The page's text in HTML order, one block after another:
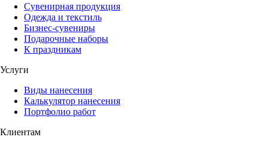
Сувенирная продукция
Одежда и текстиль
Бизнес-сувениры
Подарочные наборы
К праздникам
Услуги
Виды нанесения
Калькулятор нанесения
Портфолио работ
Клиентам